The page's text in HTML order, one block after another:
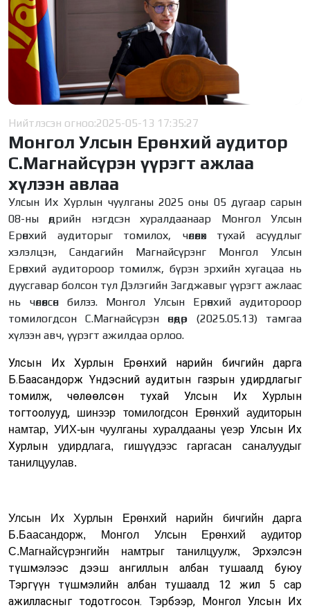
Нийтлэсэн огноо:2025-05-13 17:35:27
Монгол Улсын Ерөнхий аудитор
С.Магнайсүрэн үүрэгт ажлаа
хүлээн авлаа
Улсын Их Хурлын чуулганы 2025 оны 05 дугаар сарын
08-ны өдрийн нэгдсэн хуралдаанаар Монгол Улсын
Ерөнхий аудиторыг томилох, чөлөөлөх тухай асуудлыг
хэлэлцэн, Сандагийн Магнайсүрэнг Монгол Улсын
Ерөнхий аудитороор томилж, бүрэн эрхийн хугацаа нь
дуусгавар болсон тул Дэлэгийн Загджавыг үүрэгт ажлаас
нь чөлөөлсөн билээ. Монгол Улсын Ерөнхий аудитороор
томилогдсон С.Магнайсүрэн өнөөдөр (2025.05.13) тамгаа
хүлээн авч, үүрэгт ажилдаа орлоо.
Улсын Их Хурлын Ерөнхий нарийн бичгийн дарга
Б.Баасандорж Үндэсний аудитын газрын удирдлагыг
томилж, чөлөөлсөн тухайУлсын Их Хурлын
тогтоолууд, шинээр томилогдсон Ерөнхий аудиторын
намтар, УИХ-ын чуулганы хуралдааны үеэр Улсын Их
Хурлын удирдлага, гишүүдээс гаргасан саналуудыг
танилцуулав.
Улсын Их Хурлын Ерөнхий нарийн бичгийн дарга
Б.Баасандорж, Монгол Улсын Ерөнхий аудитор
С.Магнайсүрэнгийн намтрыг танилцуулж, Эрхэлсэн
түшмэлээс дээш ангиллын албан тушаалд буюу
Тэргүүн түшмэлийн албан тушаалд 12 жил 5 сар
ажилласныг тодотгосон. Тэрбээр, Монгол Улсын Их